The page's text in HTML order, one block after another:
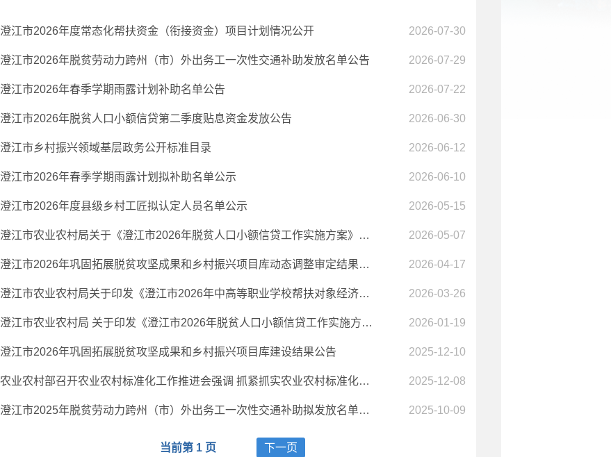
澄江市2026年度常态化帮扶资金（衔接资金）项目计划情况公开 2026-07-30
澄江市2026年脱贫劳动力跨州（市）外出务工一次性交通补助发放名单公告 2026-07-29
澄江市2026年春季学期雨露计划补助名单公告 2026-07-22
澄江市2026年脱贫人口小额信贷第二季度贴息资金发放公告 2026-06-30
澄江市乡村振兴领域基层政务公开标准目录 2026-06-12
澄江市2026年春季学期雨露计划拟补助名单公示 2026-06-10
澄江市2026年度县级乡村工匠拟认定人员名单公示 2026-05-15
澄江市农业农村局关于《澄江市2026年脱贫人口小额信贷工作实施方案》的补充通知 2026-05-07
澄江市2026年巩固拓展脱贫攻坚成果和乡村振兴项目库动态调整审定结果公示 2026-04-17
澄江市农业农村局关于印发《澄江市2026年中高等职业学校帮扶对象经济困难学生生活补助项目实施方案》的通知 2026-03-26
澄江市农业农村局 关于印发《澄江市2026年脱贫人口小额信贷工作实施方案》的通知 2026-01-19
澄江市2026年巩固拓展脱贫攻坚成果和乡村振兴项目库建设结果公告 2025-12-10
农业农村部召开农业农村标准化工作推进会强调 抓紧抓实农业农村标准化工作以标准升级引领农业农村高质量发展 2025-12-08
澄江市2025年脱贫劳动力跨州（市）外出务工一次性交通补助拟发放名单公示 2025-10-09
当前第 1 页 下一页